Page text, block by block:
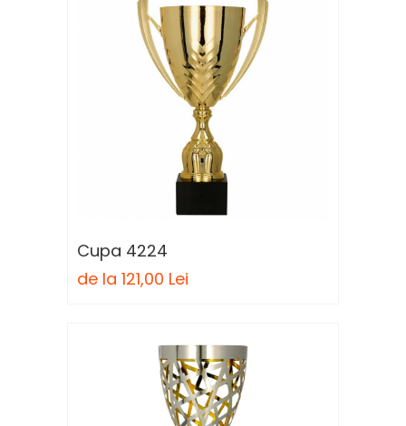
Cupa 4224
de la 121,00 Lei